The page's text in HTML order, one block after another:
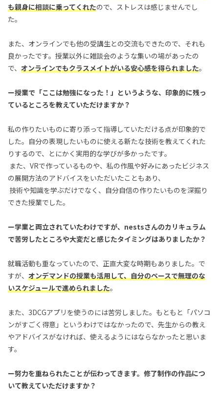
も親身に相談に乗ってくれたので、ストレスは感じませんでし
た。
また、オンラインでも他の受講生との交流もできたので、それも
良かったです。授業以外に雑談会のような集いの場があったの
で、 オンラインでもクラスメイトがいる安心感を得られました。
ー授業で「ここは勉強になった！」というような、印象的に残っ
ているところを教えていただけますか？
私の作りたいものに寄り添って指導していただける点が印象的で
した。自分の表現したいものに使える新たな技術を教えてくれた
りするので、とにかく実用的な学びが多かったです。
また、VRで作っているものや、私の作風や好みにあったビジネス
の展開方法のアドバイスをいただいたこともあり、
技術や知識を学ぶだけでなく、自分自信の作りたいものを深掘り
できた授業でした。
ー学業と両立されていたわけですが、nestsさんのカリキュラム
で苦労したところや大変だと感じたタイミングはありましたか？
就職活動も重なっていたので、正直大変な時期もありました。で
すが、 オンデマンドの授業も活用して、自分のペースで無理のな
いスケジュールで進められました。
また、3DCGアプリを使うのには苦労しました。もともと「パソコ
ンがすごく得意」というわけではなかったので、先生からの教え
やアドバイスがなければ、使えるようにはならなかったと思いま
す。
ー努力を重ねられたことが伝わってきます。修了制作の作品につ
いて教えていただけますか？